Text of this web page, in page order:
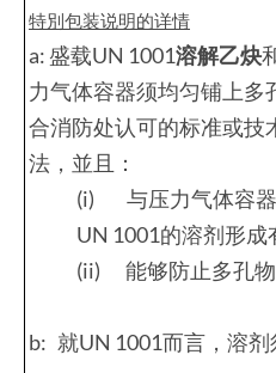
特別包装说明的详情
a: 盛载UN 1001溶解乙炔
力气体容器须均匀铺上多
合消防处认可的标准或技
法，並且：
(i) 与压力气体容器
UN 1001的溶剂形
(ii) 能够防止多孔物
b: 就UN 1001而言，溶剂